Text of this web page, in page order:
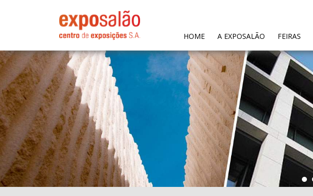
HOME(CURRENT)
A EXPOSALÃO FEIRAS